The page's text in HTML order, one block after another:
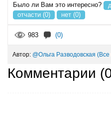
Было ли Вам это интересно?
отчасти (0)
нет (0)
983 (0)
Автор: @Ольга Разводовская (Все
Комментарии (